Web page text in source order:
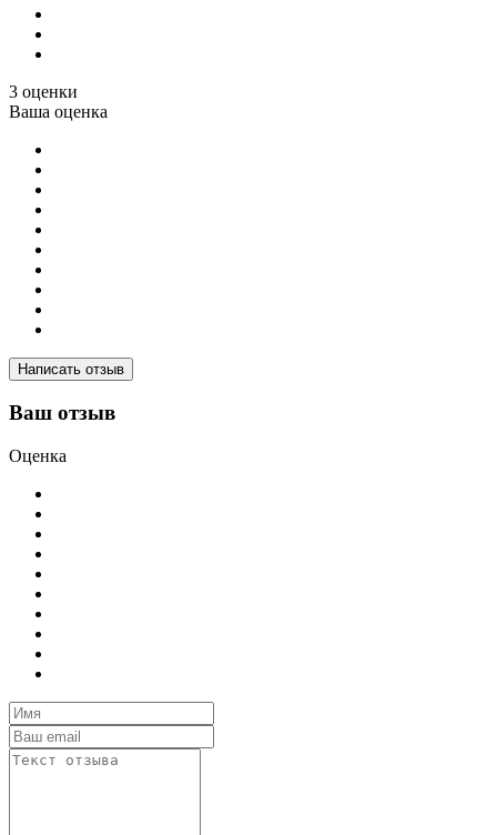
3 оценки
Ваша оценка
Написать отзыв
Ваш отзыв
Оценка